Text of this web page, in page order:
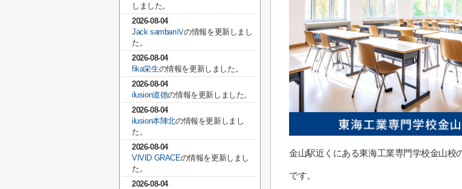
金山駅近くにある東海工業専門学校金山校
です。
しました。
2026-08-04
Jack sambanⅣの情報を更新しまし
た。
2026-08-04
fika栄生の情報を更新しました。
2026-08-04
ilusion道徳の情報を更新しました。
2026-08-04
ilusion本陣北の情報を更新しまし
た。
2026-08-04
VIVID GRACEの情報を更新しまし
た。
2026-08-04